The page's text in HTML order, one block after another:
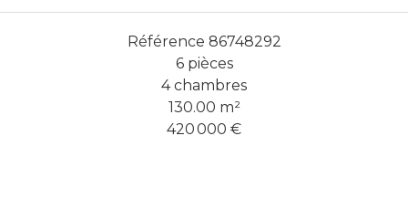
Référence 86748292
6 pièces
4 chambres
130.00 m²
420 000 €